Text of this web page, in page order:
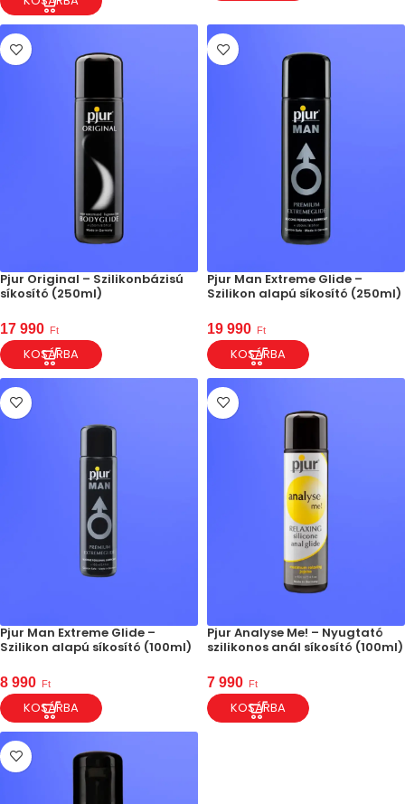
Pjur Original – Szilikonbázisú
síkosító (250ml)
17 990 Ft
KOSÁRBA
Pjur Man Extreme Glide –
Szilikon alapú síkosító (250ml)
19 990 Ft
KOSÁRBA
Pjur Man Extreme Glide –
Szilikon alapú síkosító (100ml)
8 990 Ft
KOSÁRBA
Pjur Analyse Me! – Nyugtató
szilikonos anál síkosító (100ml)
7 990 Ft
KOSÁRBA